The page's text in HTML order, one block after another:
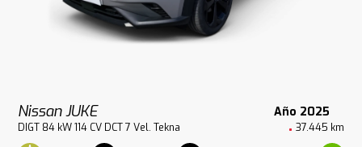
Nissan JUKE Año 2025
DIGT 84 kW 114 CV DCT 7 Vel. Tekna 37.445 km